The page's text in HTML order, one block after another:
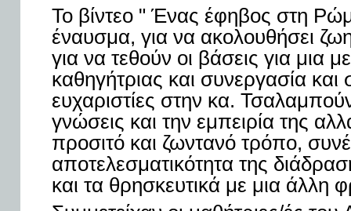
Το βίντεο " Ένας έφηβος στη
έναυσμα, για να ακολουθήσει
για να τεθούν οι βάσεις για μια
καθηγήτριας και συνεργασία
ευχαριστίες στην κα.
γνώσεις και την εμπειρία της
προσιτό και ζωντανό τρόπο,
αποτελεσματικότητα της
και τα θρησκευτικά με μια άλλη